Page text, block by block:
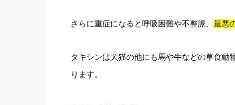
さらに重症になると呼吸困難や不整脈、 最悪
タキシンは犬猫の他にも馬や牛などの草食
ります。